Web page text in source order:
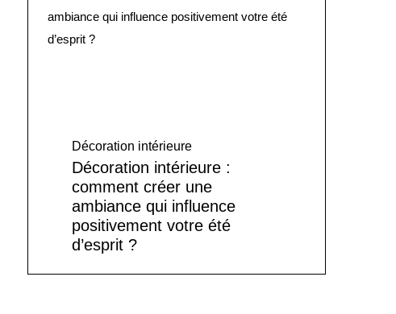
Décoration intérieure
Décoration intérieure :
comment créer une
ambiance qui influence
positivement votre été
d’esprit ?